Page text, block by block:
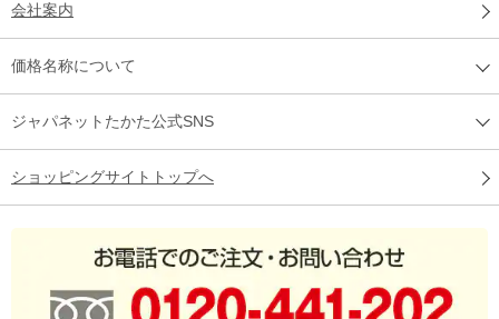
会社案内
価格名称について
ジャパネットたかた公式SNS
ショッピングサイトトップへ